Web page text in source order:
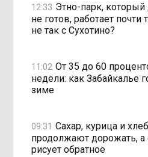
12:33 Этно-парк, который
не готов, работает почти
не так с Сухотино?
11:02 От 35 до 60
недели: как Забайкалье
зиме
09:31 Сахар, курица и хлеб
продолжают дорожать, а
рисует обратное